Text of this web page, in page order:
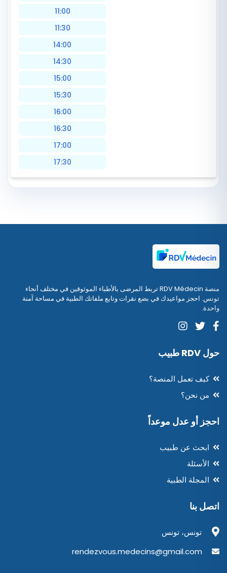
11:00
11:30
14:00
14:30
15:00
15:30
16:00
16:30
17:00
17:30
منصة RDV Médecin تربط المرضى بالأطباء الموثوقين في مختلف أنحاء
تونس. احجز مواعيدك في بضع نقرات وتابع ملفاتك الطبية في مساحة آمنة
واحدة.
حول RDV طبيب
كيف تعمل المنصة؟
من نحن؟
احجز أو عدل موعداً
ابحث عن طبيب
الأسئلة
المجلة الطبية
اتصل بنا
تونس، تونس